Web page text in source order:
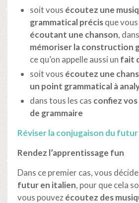
soit vous écoutez une
grammatical précisque
écoutant une chanson,
mémoriser la construction
ce qu’on appelle aussi un fait
soit vous écoutez une
un point grammatical à
dans tous les cas confiez
de grammaire
Réviser la conjugaison du
Rendez l’apprentissage fun
Dans ce premier cas, vous
futur en italien, pour que cela
vous pouvezécoutez des